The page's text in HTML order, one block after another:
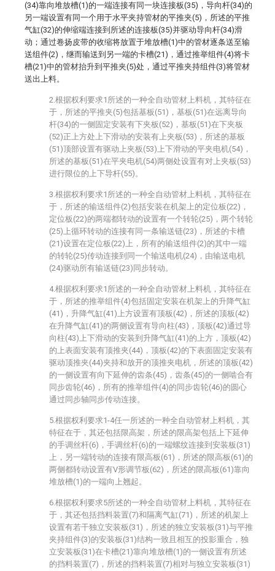
(34)靠向堆放槽(1)的一端连接有同一块连接板(35)，导向杆(34)的
另一端设置有同一个用于水平夹持管材的平推夹(5)，所述的平推
气缸(32)的伸缩端连接到所述的连接板(35)并驱动导向杆(34)滑
动；通过卷扬皮带的收缩将放置于堆放槽(1)中的管材逐条送至输
送组件(2)，继而输送到另一端的卡槽(21)，通过推举组件(4)将卡
槽(21)中的管材抬升到平推夹(5)处，通过平推夹持组件(3)将管材
送出上料。
2.根据权利要求1所述的一种全自动管材上料机，其特征在
于，所述的平推夹(5)包括基板(51)，基板(51)在远离导向
杆(34)的一侧固定安装有下夹板(52)，基板(51)在下夹板
(52)正上方处上下滑动的安装有上夹板(53)，所述的基板
(51)顶部设置有驱动上夹板(53)上下滑动的平夹电机(54)，
所述的基板(51)在平夹电机(54)两侧处设置有对上夹板(53)
进行限位的上下导杆(55)。
3.根据权利要求1所述的一种全自动管材上料机，其特征在
于，所述的输送组件(2)包括安装在机架上的定位板(22)，
定位板(22)的两端都转动的设置有一个转轮(25)，两个转轮
(25)上循环转动的连接有同一条输送链(23)，所述的卡槽
(21)设置在定位板(22)上，所有的输送组件(2)的其中一端
的转轮(25)传动连接到同一个输送电机(24)，由输送电机
(24)驱动所有输送链(23)同步转动。
4.根据权利要求1所述的一种全自动管材上料机，其特征在
于，所述的推举组件(4)包括固定安装在机架上的升降气缸
(41)，升降气缸(41)上方设置有顶板(42)，所述的顶板(42)
在升降气缸(41)的两侧设置有导向柱(43)，顶板(42)通过导
向柱(43)上下滑动的安装到升降气缸(41)的上方，顶板(42)
的上表面安装有顶推夹(44)，顶板(42)的下表面固定安装有
驱动顶推夹(44)夹持和放开的顶推夹电机，所述的顶板(42)
的一侧设置有向下延伸的齿条(45)，齿条(45)的一侧啮合有
同步齿轮(46)，所有的推举组件(4)的同步齿轮(46)的圆心
通过同步轴同步传动连接。
5.根据权利要求1-4任一所述的一种全自动管材上料机，其
特征在于，其还包括限高架，所述的限高架包括上下延伸
的手调丝杆(6)，手调丝杆(6)的一端螺纹连接到安装板(31)
上，另一端转动的连接有限高板(61)，所述的限高板(61)的
两侧都转动设置有V形调节板(62)，所述的限高板(61)靠向
堆放槽(1)的一端向上翘起。
6.根据权利要求5所述的一种全自动管材上料机，其特征在
于，其还包括挡料装置(7)和隔离气缸(71)，所述的机架上
设置有若干独立安装板(31)，所述的独立安装板(31)与平推
夹持组件(3)的安装板(31)结构一致且相互的投影重合，独
立安装板(31)在卡槽(21)靠向堆放槽(1)的一侧设置有所述
的挡料装置(7)，所述的挡料装置(7)相对与独立安装板(31)